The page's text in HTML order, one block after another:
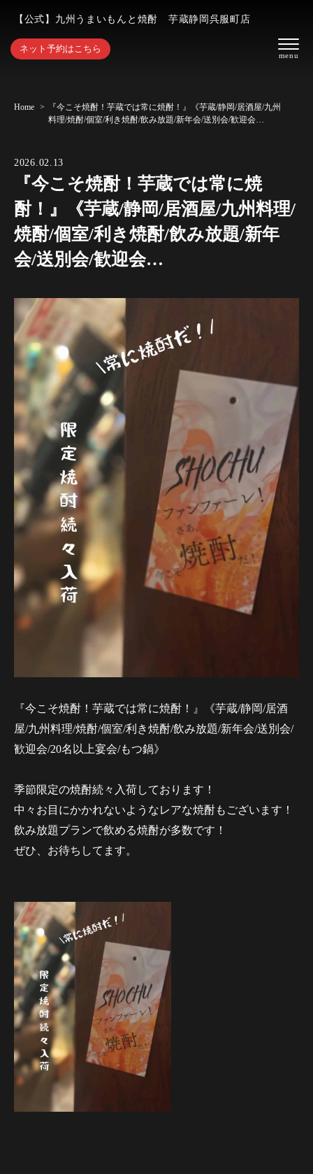
【公式】九州うまいもんと焼酎 芋蔵静岡呉服町店
ネット予約はこちら
Home
『今こそ焼酎！芋蔵では常に焼酎！』《芋蔵/静岡/居酒屋/九州
料理/焼酎/個室/利き焼酎/飲み放題/新年会/送別会/歓迎会…
2026.02.13
『今こそ焼酎！芋蔵では常に焼
酎！』《芋蔵/静岡/居酒屋/九州料理/
焼酎/個室/利き焼酎/飲み放題/新年
会/送別会/歓迎会…
『今こそ焼酎！芋蔵では常に焼酎！』《芋蔵/静岡/居酒
屋/九州料理/焼酎/個室/利き焼酎/飲み放題/新年会/送別会/
歓迎会/20名以上宴会/もつ鍋》
季節限定の焼酎続々入荷しております！
中々お目にかかれないようなレアな焼酎もございます！
飲み放題プランで飲める焼酎が多数です！
ぜひ、お待ちしてます。